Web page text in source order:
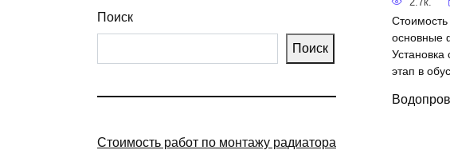
Стоимость
основные
этап в
Поиск
Поиск
Стоимость работ по монтажу радиатора